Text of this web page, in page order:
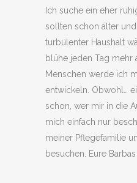
Ich suche ein eher
sollten schon älter
turbulenter Haushalt
blühe jeden Tag
Menschen werde ich
entwickeln. Obwohl…
schon, wer mir in die
mich einfach nur
meiner Pflegefamilie
besuchen. Eure Barbas